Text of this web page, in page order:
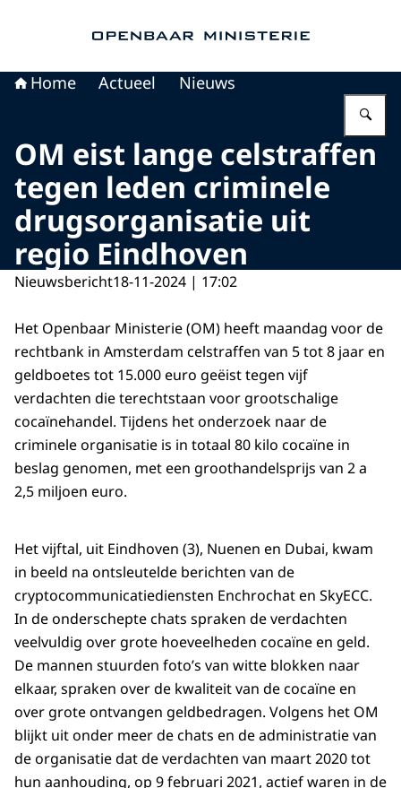
Home Actueel Nieuws
OM eist lange celstraffen
tegen leden criminele
drugsorganisatie uit
regio Eindhoven
Nieuwsbericht18-11-2024 | 17:02
Het Openbaar Ministerie (OM) heeft maandag voor de
rechtbank in Amsterdam celstraffen van 5 tot 8 jaar en
geldboetes tot 15.000 euro geëist tegen vijf
verdachten die terechtstaan voor grootschalige
cocaïnehandel. Tijdens het onderzoek naar de
criminele organisatie is in totaal 80 kilo cocaïne in
beslag genomen, met een groothandelsprijs van 2 a
2,5 miljoen euro.
Het vijftal, uit Eindhoven (3), Nuenen en Dubai, kwam
in beeld na ontsleutelde berichten van de
cryptocommunicatiediensten Enchrochat en SkyECC.
In de onderschepte chats spraken de verdachten
veelvuldig over grote hoeveelheden cocaïne en geld.
De mannen stuurden foto’s van witte blokken naar
elkaar, spraken over de kwaliteit van de cocaïne en
over grote ontvangen geldbedragen. Volgens het OM
blijkt uit onder meer de chats en de administratie van
de organisatie dat de verdachten van maart 2020 tot
hun aanhouding, op 9 februari 2021, actief waren in de